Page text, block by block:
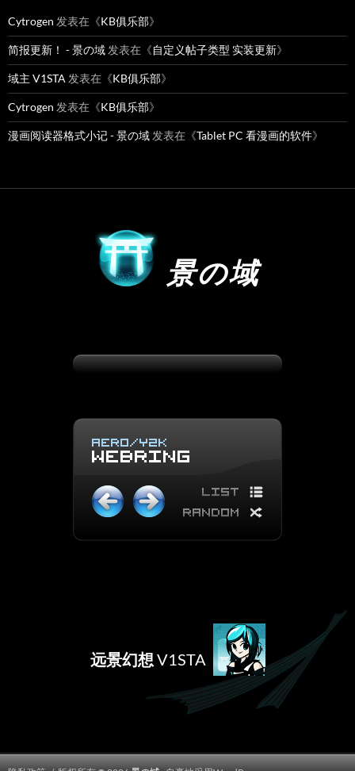
Cytrogen 发表在《KB俱乐部》
简报更新！ - 景の域发表在《自定义帖子类型 实装更新》
域主 V1STA发表在《KB俱乐部》
Cytrogen 发表在《KB俱乐部》
漫画阅读器格式小记 - 景の域发表在《Tablet PC 看漫画的软件》
景の域
远景幻想 V1STA